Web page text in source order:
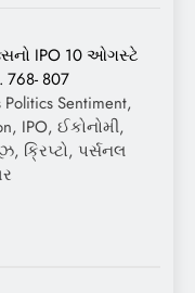
IPO 10 ઓગસ્ટે
807
Sentiment,
IPO, ઈકોનોમી,
ક્રિપ્ટો, પર્સનલ